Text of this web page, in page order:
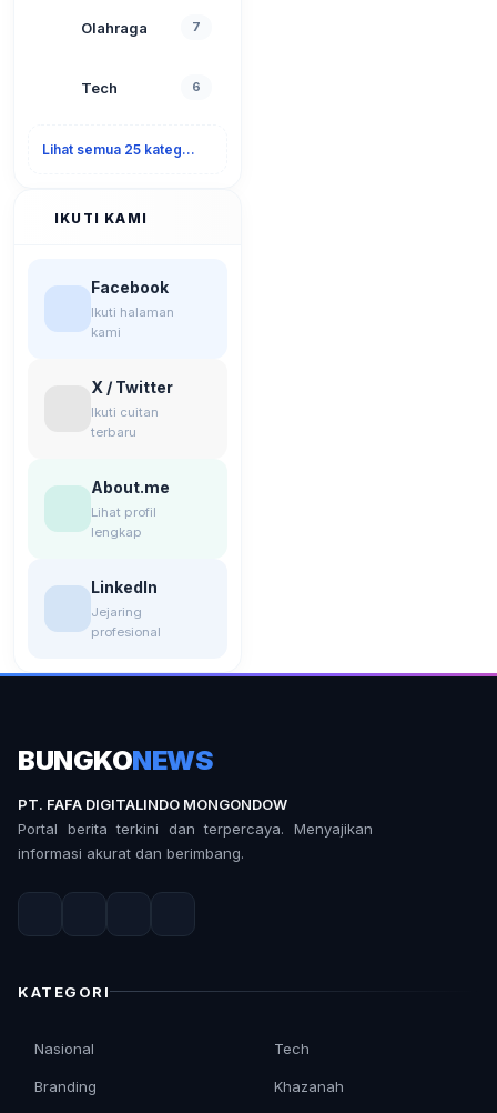
Olahraga 7
Tech 6
Lihat semua 25 kategori
IKUTI KAMI
Facebook
Ikuti halaman
kami
X / Twitter
Ikuti cuitan
terbaru
About.me
Lihat profil
lengkap
LinkedIn
Jejaring
profesional
BUNGKONEWS
PT. FAFA DIGITALINDO MONGONDOW
Portal berita terkini dan terpercaya. Menyajikan
informasi akurat dan berimbang.
KATEGORI
Nasional
Branding
Tech
Khazanah